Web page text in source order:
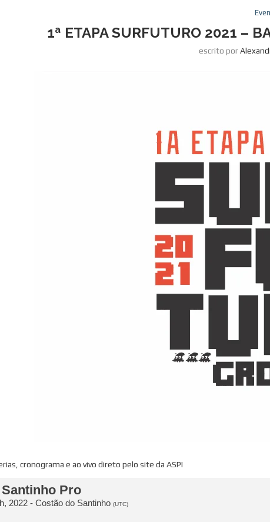
1ª ETAPA SURFUTURO 2021 –
escrito por
cronograma e ao vivo direto pelo site da ASPI